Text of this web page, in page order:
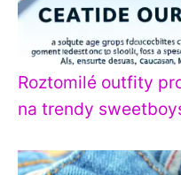
Roztomilé outfity
na trendy